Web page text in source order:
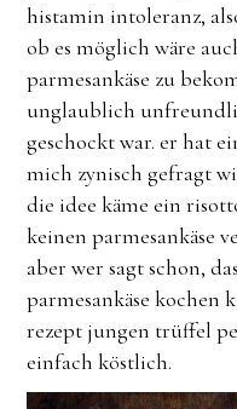
histamin intoleranz,
ob es möglich wäre
parmesankäse zu
unglaublich
geschockt war. er hat
mich zynisch gefragt
die idee käme ein
keinen parmesankäse
aber wer sagt schon,
parmesankäse kochen
rezept jungen trüffel
einfach köstlich.